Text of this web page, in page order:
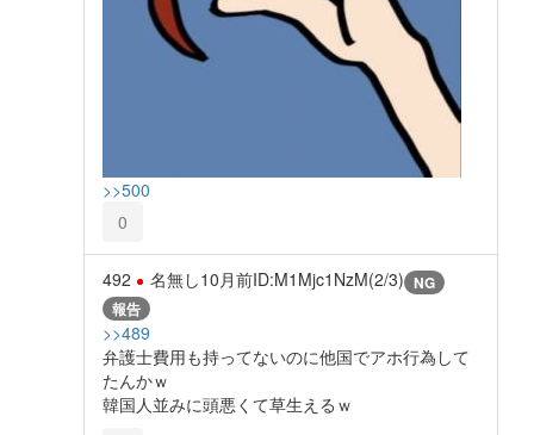
>>500
0
492 名無し10月前ID:M1Mjc1NzM(2/3) NG
報告
>>489
弁護士費用も持ってないのに他国でアホ行為して
たんかｗ
韓国人並みに頭悪くて草生えるｗ